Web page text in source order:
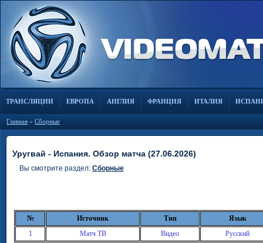
ТРАНСЛЯЦИИ ЕВРОПА АНГЛИЯ ФРАНЦИЯ ИТАЛИЯ
Главная » Сборные
Уругвай - Испания. Обзор матча (27.06.2026)
Вы смотрите раздел: Сборные
№ Источник Тип
Язык
1
Матч ТВ Видео Русский